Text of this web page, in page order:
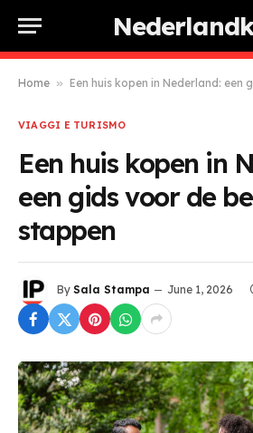
Home » Een huis kopen in Nederland: een gids
VIAGGI E TURISMO
Een huis kopen in
een gids voor de
stappen
By Sala Stampa June 1, 2026